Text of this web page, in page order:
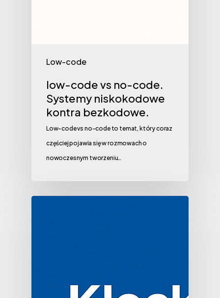
Low-code
low-code vs no-code.
Systemy niskokodowe
kontra bezkodowe.
Low-code vs no-code to temat, który coraz
częściej pojawia się w rozmowach o
nowoczesnym tworzeniu…